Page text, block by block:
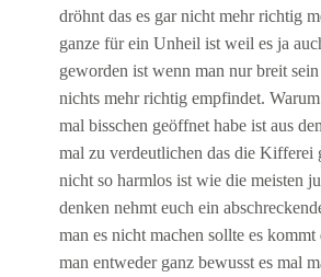
dröhnt das es gar nicht mehr richtig
ganze für ein Unheil ist weil es ja
geworden ist wenn man nur breit
nichts mehr richtig empfindet.
mal bisschen geöffnet habe ist aus
mal zu verdeutlichen das die Kifferei
nicht so harmlos ist wie die meisten
denken nehmt euch ein
man es nicht machen sollte es
man entweder ganz bewusst es mal